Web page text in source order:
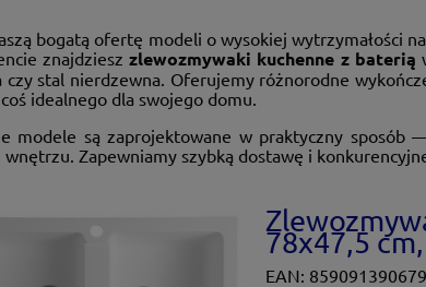
bogatą ofertę modeli o wysokiej wytrzymałości
znajdzieszzlewozmywaki kuchenne z baterią
czy stal nierdzewna. Oferujemy różnorodne
idealnego dla swojego domu.
modele są zaprojektowane w praktyczny sposób
wnętrzu. Zapewniamy szybką dostawę i
78x47,5
EAN: